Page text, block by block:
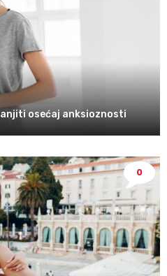
osećaj anksioznosti
0